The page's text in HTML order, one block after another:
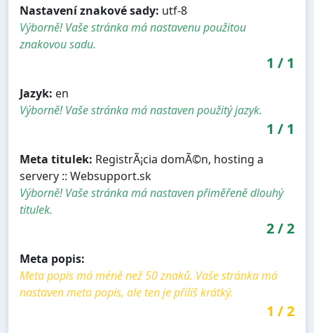
Nastavení znakové sady: utf-8
Výborně! Vaše stránka má nastavenu použitou
znakovou sadu.
1 / 1
Jazyk: en
Výborně! Vaše stránka má nastaven použitý jazyk.
1 / 1
Meta titulek: RegistrÃ¡cia domÃ©n, hosting a
servery :: Websupport.sk
Výborně! Vaše stránka má nastaven přiměřeně dlouhý
titulek.
2/2
Meta popis:
Meta popis má méně než 50 znaků. Vaše stránka má
nastaven meta popis, ale ten je příliš krátký.
1 /2